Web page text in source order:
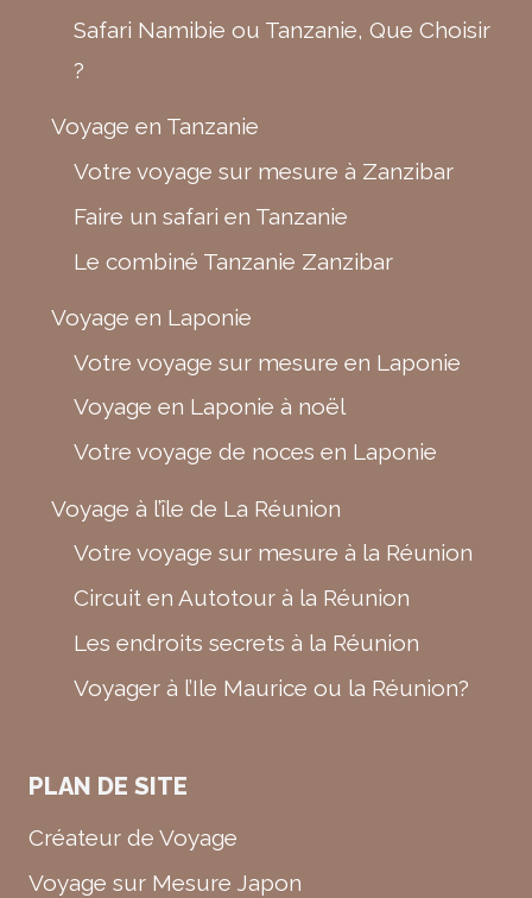
Safari Namibie ou Tanzanie, Que Choisir
?
Voyage en Tanzanie
Votre voyage sur mesure à Zanzibar
Faire un safari en Tanzanie
Le combiné Tanzanie Zanzibar
Voyage en Laponie
Votre voyage sur mesure en Laponie
Voyage en Laponie à noël
Votre voyage de noces en Laponie
Voyage à l’île de La Réunion
Votre voyage sur mesure à la Réunion
Circuit en Autotour à la Réunion
Les endroits secrets à la Réunion
Voyager à l’Ile Maurice ou la Réunion?
PLAN DE SITE
Créateur de Voyage
Voyage sur Mesure Japon